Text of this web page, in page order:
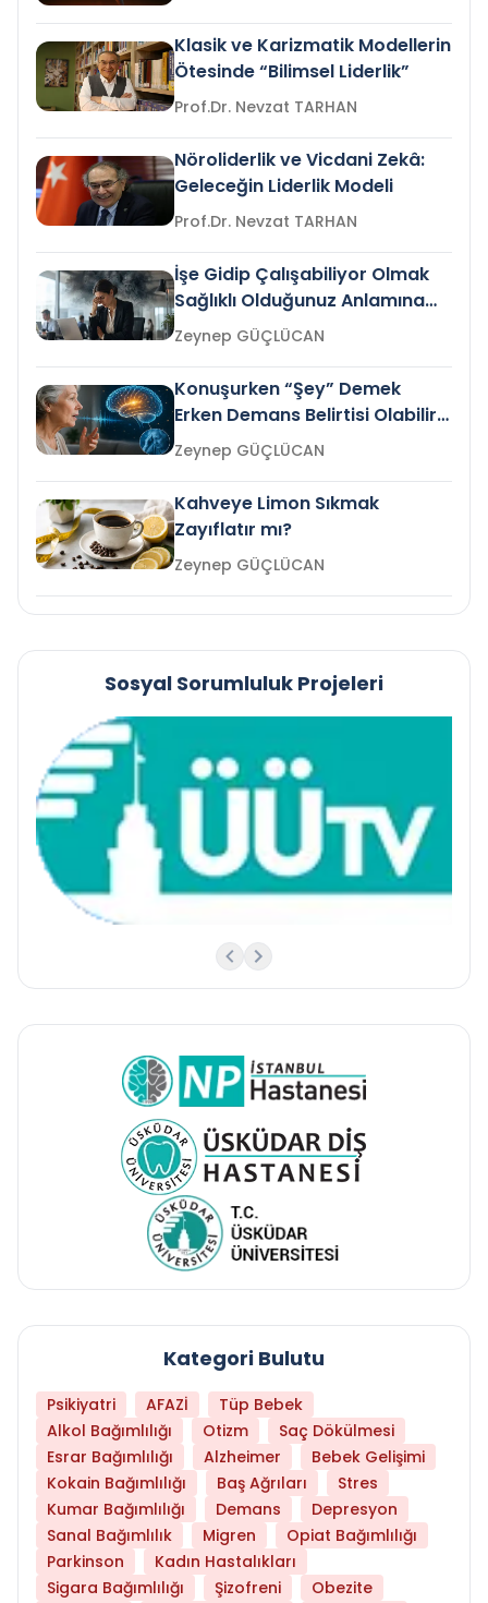
Klasik ve Karizmatik Modellerin
Ötesinde “Bilimsel Liderlik”
Prof.Dr. Nevzat TARHAN
Nöroliderlik ve Vicdani Zekâ:
Geleceğin Liderlik Modeli
Prof.Dr. Nevzat TARHAN
İşe Gidip Çalışabiliyor Olmak
Sağlıklı Olduğunuz Anlamına
Gelir mi?Zeynep GÜÇLÜCAN
Konuşurken “Şey” Demek
Erken Demans Belirtisi Olabilir
mi?
Zeynep GÜÇLÜCAN
Kahveye Limon Sıkmak
Zayıflatır mı?
Zeynep GÜÇLÜCAN
Sosyal Sorumluluk Projeleri
Kategori Bulutu
Psikiyatri AFAZİ
Tüp Bebek
Alkol Bağımlılığı
Otizm
Saç Dökülmesi
Esrar Bağımlılığı
Alzheimer
Bebek Gelişimi
Kokain Bağımlılığı
Baş Ağrıları
Stres
Kumar Bağımlılığı
Demans
Depresyon
Sanal Bağımlılık
Migren
Opiat Bağımlılığı
Parkinson
Kadın Hastalıkları
Sigara Bağımlılığı
Şizofreni
Obezite